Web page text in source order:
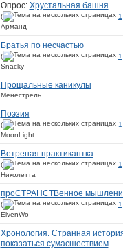
Опрос: Хрустальная башня
(
1
Арманд
Братья по несчастью
(
1
Snacky
Прощальные каникулы
Менестрель
Поэзия
(
1
MoonLight
Ветреная практикантка
(
1
Николетта
проСТРАНСТВенное
(
1
ElvenWo
Хронология. Странная
показаться сумасшествием